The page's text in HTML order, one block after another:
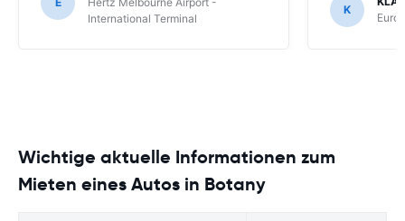
International Terminal
K
Wichtige aktuelle Informationen zum
Mieten eines Autos in Botany